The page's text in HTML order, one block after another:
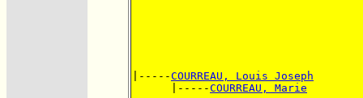
|-----COURREAU, Louis Joseph
      |-----
COURREAU, Marie